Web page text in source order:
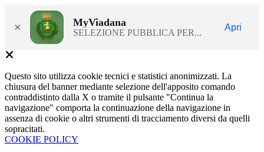
× MyViadana
SELEZIONE PUBBLICA PER...
Apri
Questo sito utilizza cookie tecnici e statistici anonimizzati. La
chiusura del banner mediante selezione dell'apposito comando
contraddistinto dalla X o tramite il pulsante "Continua la
navigazione" comporta la continuazione della navigazione in
assenza di cookie o altri strumenti di tracciamento diversi da quelli
sopracitati.
COOKIE POLICY